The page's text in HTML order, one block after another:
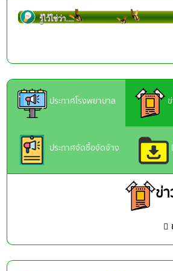
ประกาศโรงพยาบาล
ประกาศจัดซื้อจัดจ้าง
ข่